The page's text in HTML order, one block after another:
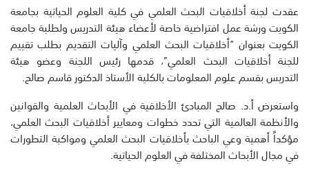
عقدت لجنة أخلاقيات البحث العلمي في كلية العلوم الحياتية بجامعة
الكويت ورشة عمل افتراضية خاصة لأعضاء هيئة التدريس ولطلبة جامعة
الكويت بعنوان “أخلاقيات البحث العلمي وآليات التقديم بطلب تقييم
للجنة أخلاقيات البحث العلمي”، قدمها رئيس اللجنة وعضو هيئة
التدريس بقسم علوم المعلومات بالكلية الأستاذ الدكتور قاسم صالح.
واستعرض أ.د. صالح المبادئ الأخلاقية في الأبحاث العلمية والقوانين
والأنظمة العالمية التي تحدد خطوات ومعايير أخلاقيات البحث العلمي،
مؤكداً أهمية وعي الباحث بأخلاقيات البحث العلمي ومواكبة التطورات
في مجال الأبحاث المختلفة في العلوم الحياتية.